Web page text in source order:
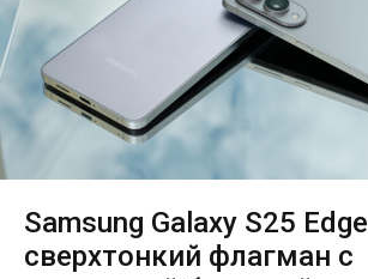
Samsung Galaxy S25
сверхтонкий флагман с